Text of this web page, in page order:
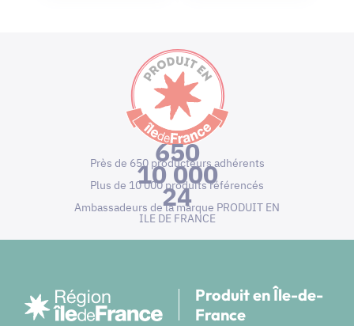
650
Près de 650 producteurs adhérents
10 000
Plus de 10 000 produits référencés
24
Ambassadeurs de la marque PRODUIT EN
ILE DE FRANCE
Produit en Île-de-
France